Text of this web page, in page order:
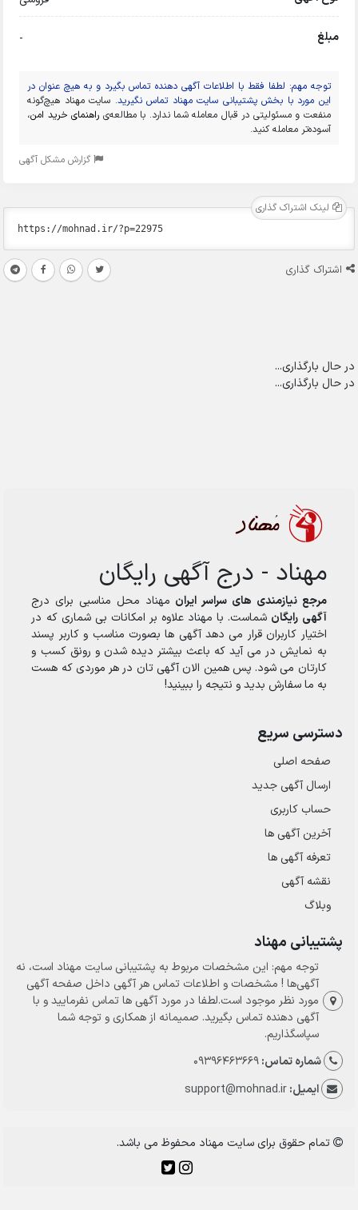
مبلغ -
توجه مهم: لطفا فقط با اطلاعات آگهی دهنده تماس بگیرد و به هیچ عنوان در
این مورد با بخش پشتیبانی سایت مهناد تماس نگیرید. سایت مهناد هیچ‌گونه
منفعت و مسئولیتی در قبال معامله شما ندارد. با مطالعه‌ی راهنمای خرید امن،
آسوده‌تر معامله کنید.
گزارش مشکل آگهی
لینک اشتراک گذاری
اشتراک گذاری
در حال بارگذاری...
در حال بارگذاری...
مهناد - درج آگهی رایگان
مرجع نیازمندی های سراسر ایران مهناد محل مناسبی برای درج
آگهی رایگان شماست. با مهناد علاوه بر امکانات بی شماری که در
اختیار کاربران قرار می دهد آگهی ها بصورت مناسب و کاربر پسند
به نمایش در می آید که باعث بیشتر دیده شدن و رونق کسب و
کارتان می شود. پس همین الان آگهی تان در هر موردی که هست
به ما سفارش بدید و نتیجه را ببینید!
دسترسی سریع
صفحه اصلی
ارسال‌ آگهی جدید
حساب کاربری
آخرین آگهی ها
تعرفه آگهی ها
نقشه آگهی
وبلاگ
پشتیبانی مهناد
توجه مهم: این مشخصات مربوط به پشتیبانی سایت مهناد است، نه
آگهی‌ها ! مشخصات و اطلاعات تماس هر آگهی داخل صفحه آگهی
مورد نظر موجود است.لطفا در مورد آگهی ها تماس نفرمایید و با
آگهی دهنده تماس بگیرید. صمیمانه از همکاری و توجه شما
سپاسگذاریم.
شماره تماس:09396463669
ایمیل:support@mohnad.ir
تمام حقوق برای سایت مهناد محفوظ می باشد.